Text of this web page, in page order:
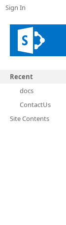
Sign In
Recent
docs
ContactUs
Site Contents